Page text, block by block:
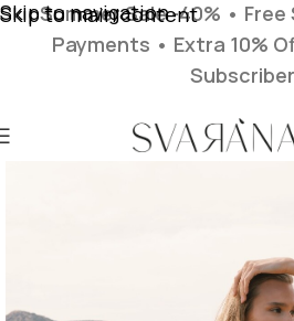
Skip to navigation
Skip to main content
Summer Sale -40% •
Payments • Extra 10%